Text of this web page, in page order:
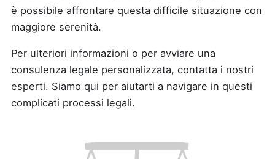
è possibile affrontare questa difficile situazione con
maggiore serenità.
Per ulteriori informazioni o per avviare una
consulenza legale personalizzata, contatta i nostri
esperti. Siamo qui per aiutarti a navigare in questi
complicati processi legali.